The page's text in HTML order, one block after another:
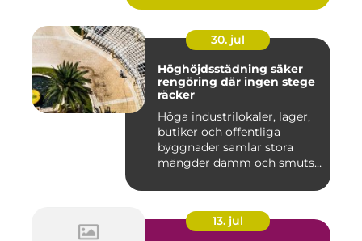
30. jul
Höghöjdsstädning säker
rengöring där ingen stege
räcker
Höga industrilokaler, lager,
butiker och offentliga
byggnader samlar stora
mängder damm och smuts
13. jul